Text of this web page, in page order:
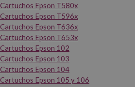
Cartuchos Epson T580x
Cartuchos Epson T596x
Cartuchos Epson T636x
Cartuchos Epson T653x
Cartuchos Epson 102
Cartuchos Epson 103
Cartuchos Epson 104
Cartuchos Epson 105 y 106